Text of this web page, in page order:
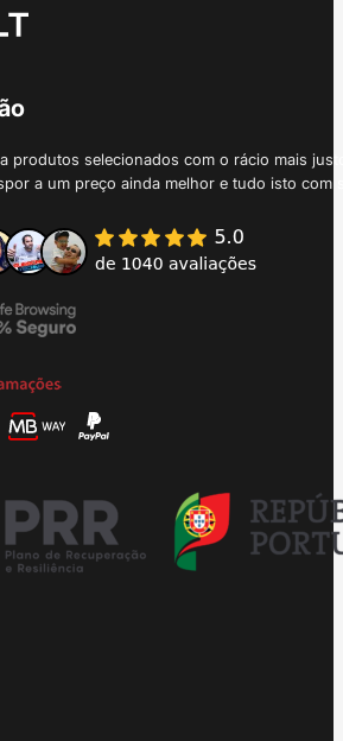
produtos selecionados com o rácio mais
a um preço ainda melhor e tudo isto